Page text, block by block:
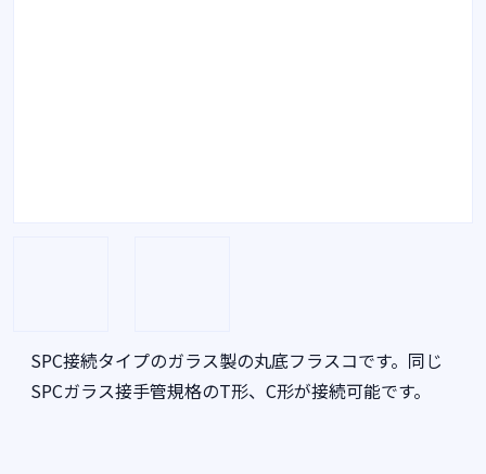
SPC接続タイプのガラス製の丸底フラスコです。同じ
SPCガラス接手管規格のT形、C形が接続可能です。